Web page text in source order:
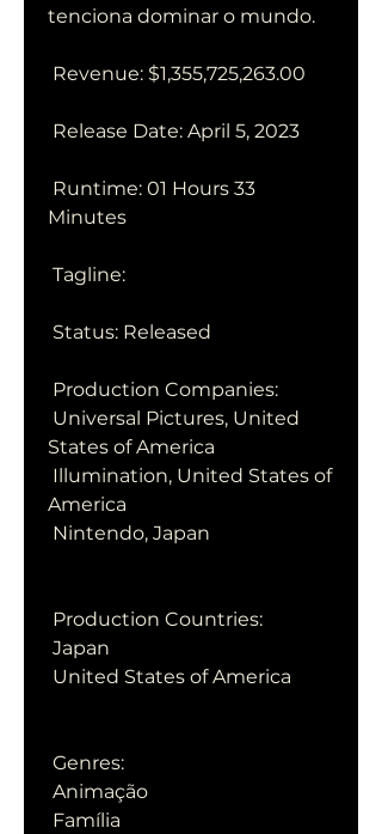
tenciona dominar o mundo.
Revenue: $1,355,725,263.00
Release Date: April 5, 2023
Minutes
Tagline:
Status: Released
Production Companies:
States of America
America
Nintendo, Japan
Production Countries:
Japan
United States of America
Genres:
Animação
Família